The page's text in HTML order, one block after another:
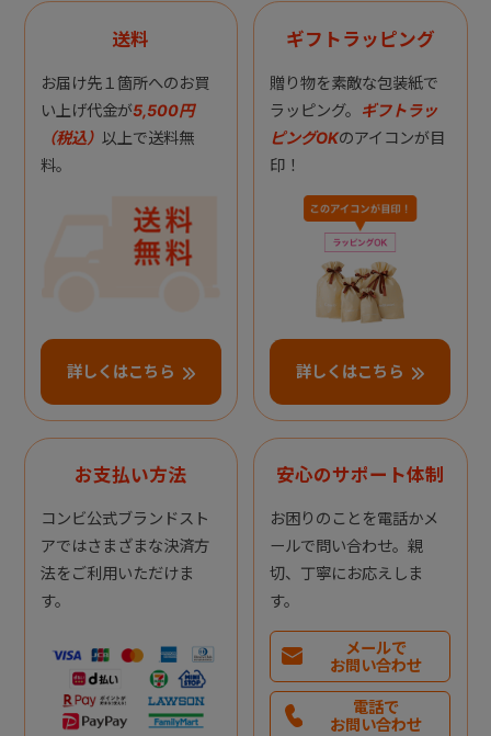
送料
お届け先１箇所へのお買
い上げ代金が5,500円
（税込） 以上で送料無
料。
詳しくはこちら
ギフトラッピング
贈り物を素敵な包装紙で
ラッピング。 ギフトラッ
ピングOKのアイコンが目
印！
詳しくはこちら
お支払い方法
コンビ公式ブランドスト
アではさまざまな決済方
法をご利用いただけま
す。
安心のサポート体制
お困りのことを電話かメ
ールで問い合わせ。親
切、丁寧にお応えしま
す。
メールで
お問い合わせ
電話で
お問い合わせ